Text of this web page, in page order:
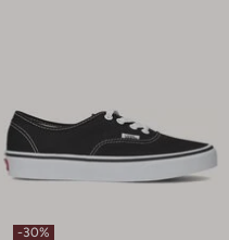
-30%